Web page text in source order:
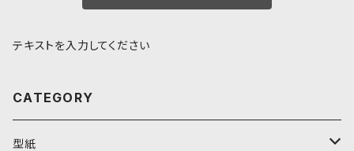
テキストを入力してください
CATEGORY
型紙